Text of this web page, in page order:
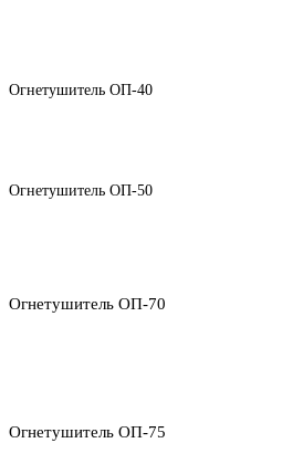
Огнетушитель ОП-40
Огнетушитель ОП-50
Огнетушитель ОП-70
Огнетушитель ОП-75